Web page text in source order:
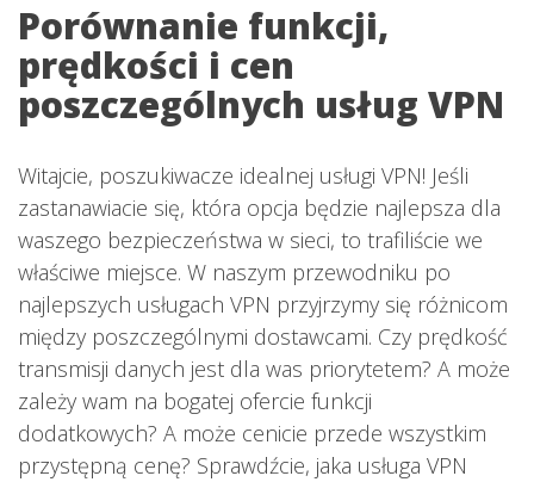
Porównanie funkcji,
prędkości i cen
poszczególnych usług VPN
Witajcie, poszukiwacze idealnej usługi VPN! Jeśli
zastanawiacie się, która opcja będzie najlepsza dla
waszego bezpieczeństwa w sieci, to trafiliście we
właściwe miejsce. W naszym przewodniku po
najlepszych usługach VPN przyjrzymy się różnicom
między poszczególnymi dostawcami. Czy prędkość
transmisji danych jest dla was priorytetem? A może
zależy wam na bogatej ofercie funkcji
dodatkowych? A może cenicie przede wszystkim
przystępną cenę? Sprawdźcie, jaka usługa VPN